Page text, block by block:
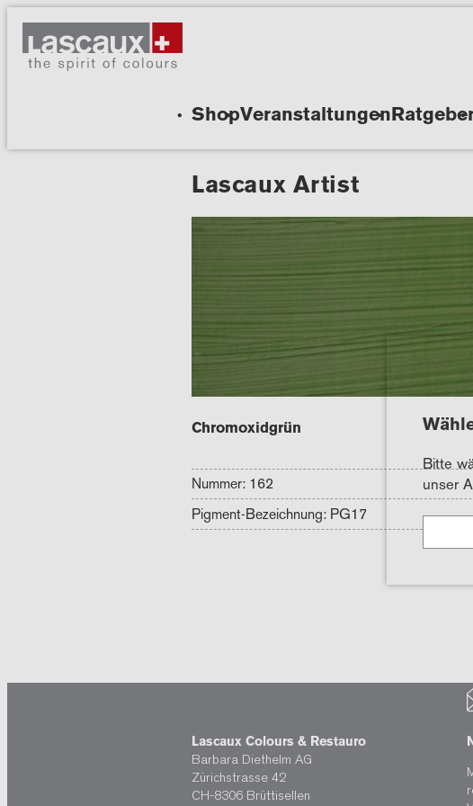
ShopVeranstaltungen
Lascaux Artist
Chromoxidgrün
Nummer: 162
Pigment-Bezeichnung: PG17
Lascaux Colours & Restauro
Barbara Diethelm AG
Zürichstrasse 42
CH-8306 Brüttisellen
Bitte
unser